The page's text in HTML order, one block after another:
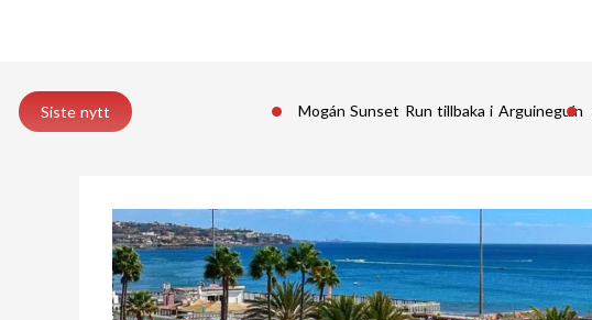
Siste nytt Mogán Sunset Run tillbaka i Arguineguín